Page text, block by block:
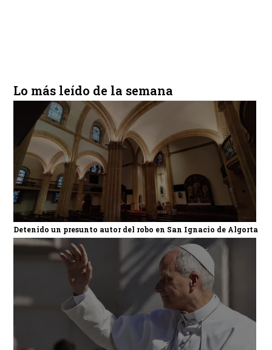
Lo más leído de la semana
Detenido un presunto autor del robo en San Ignacio de Algorta